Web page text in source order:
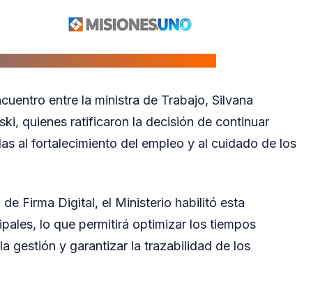
entre la ministra de Trabajo, Silvana
quienes ratificaron la decisión de continuar
al fortalecimiento del empleo y al cuidado de los
Firma Digital, el Ministerio habilitó esta
lo que permitirá optimizar los tiempos
gestión y garantizar la trazabilidad de los